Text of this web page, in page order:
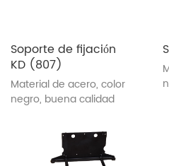
Soporte de fijación
KD (807)
Material de acero, color
negro, buena calidad